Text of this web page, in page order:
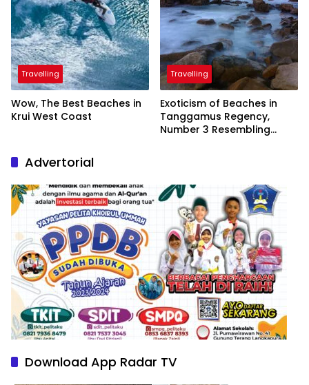
Travelling
Wow, The Best Beaches in
Krui West Coast
Travelling
Exoticism of Beaches in
Tanggamus Regency,
Number 3 Resembling
Advertorial
Download App Radar TV